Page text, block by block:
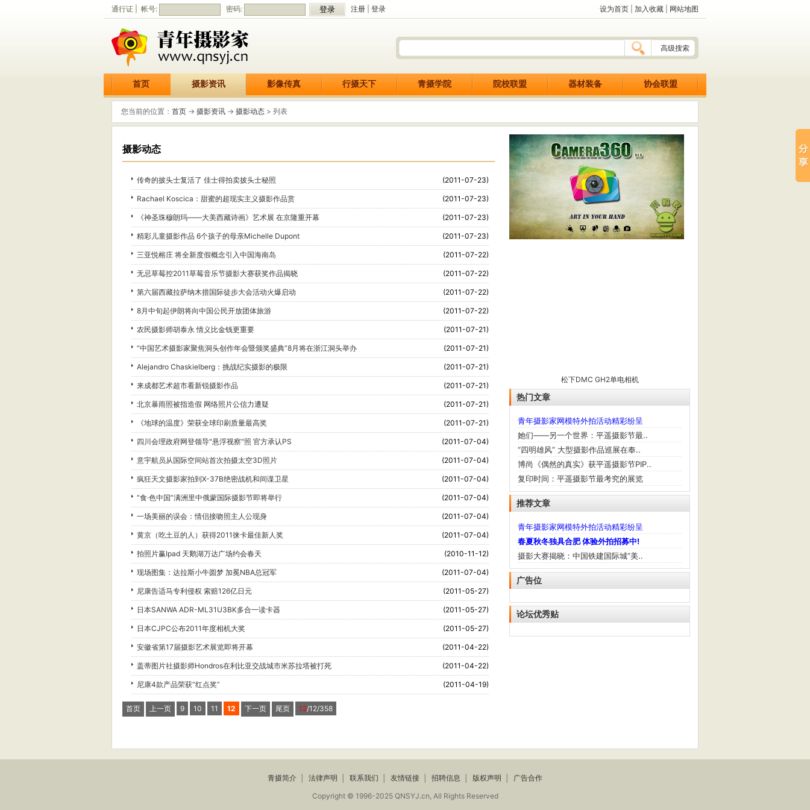
设为首页 加入收藏 网站地图
通行证 | 帐号: 密码: 注册 登录
高级搜索
首页 摄影资讯 影像传真 行摄天下 青摄学院 院校联盟 器材装备 协会联盟
您当前的位置： 首页 -> 摄影资讯 -> 摄影动态 > 列表
摄影动态
传奇的披头士复活了 佳士得拍卖披头士秘照 (2011-07-23)
Rachael Koscica：甜蜜的超现实主义摄影作品赏 (2011-07-23)
《神圣珠穆朗玛——大美西藏诗画》艺术展 在京隆重开幕 (2011-07-23)
精彩儿童摄影作品 6个孩子的母亲Michelle Dupont (2011-07-23)
三亚悦榕庄 将全新度假概念引入中国海南岛 (2011-07-22)
无忌草莓控2011草莓音乐节摄影大赛获奖作品揭晓 (2011-07-22)
第六届西藏拉萨纳木措国际徒步大会活动火爆启动 (2011-07-22)
8月中旬起伊朗将向中国公民开放团体旅游 (2011-07-22)
农民摄影师胡泰永 情义比金钱更重要 (2011-07-21)
“中国艺术摄影家聚焦洞头创作年会暨颁奖盛典”8月将在浙江洞头举办 (2011-07-21)
Alejandro Chaskielberg：挑战纪实摄影的极限 (2011-07-21)
来成都艺术超市看新锐摄影作品 (2011-07-21)
北京暴雨照被指造假 网络照片公信力遭疑 (2011-07-21)
《地球的温度》荣获全球印刷质量最高奖 (2011-07-21)
四川会理政府网登领导"悬浮视察"照 官方承认PS (2011-07-04)
意宇航员从国际空间站首次拍摄太空3D照片 (2011-07-04)
疯狂天文摄影家拍到X-37B绝密战机和间谍卫星 (2011-07-04)
“食·色中国”满洲里中俄蒙国际摄影节即将举行 (2011-07-04)
一场美丽的误会：情侣接吻照主人公现身 (2011-07-04)
黄京（吃土豆的人）获得2011徕卡最佳新人奖 (2011-07-04)
拍照片赢Ipad 天鹅湖万达广场约会春天 (2010-11-12)
现场图集：达拉斯小牛圆梦 加冕NBA总冠军 (2011-07-04)
尼康告适马专利侵权 索赔126亿日元 (2011-05-27)
日本SANWA ADR-ML31U3BK多合一读卡器 (2011-05-27)
日本CJPC公布2011年度相机大奖 (2011-05-27)
安徽省第17届摄影艺术展览即将开幕 (2011-04-22)
盖蒂图片社摄影师Hondros在利比亚交战城市米苏拉塔被打死 (2011-04-22)
尼康4款产品荣获“红点奖” (2011-04-19)
首页 上一页 9 10 11 12 下一页 尾页 12/12/358
松下DMC GH2单电相机
热门文章
青年摄影家网模特外拍活动精彩纷呈
她们——另一个世界：平遥摄影节最..
“四明雄风” 大型摄影作品巡展在奉..
博尚《偶然的真实》获平遥摄影节PIP..
复印时间：平遥摄影节最考究的展览
推荐文章
青年摄影家网模特外拍活动精彩纷呈
春夏秋冬独具合肥 体验外拍招募中!
摄影大赛揭晓：中国铁建国际城“美..
广告位
论坛优秀贴
青摄简介 法律声明 联系我们 友情链接 招聘信息 版权声明
广告合作
Copyright © 1996-2025 QNSYJ.cn, All Rights Reserved